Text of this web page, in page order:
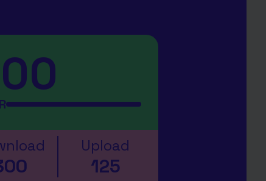
Upload
125